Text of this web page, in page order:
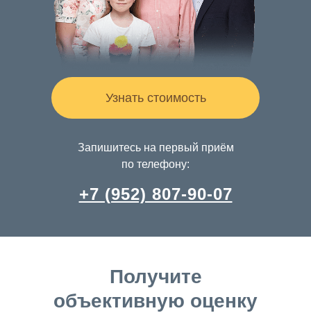
Запишитесь на первый приём
по телефону:
+7 (952) 807-90-07
Узнать стоимость
Получите
объективную оценку